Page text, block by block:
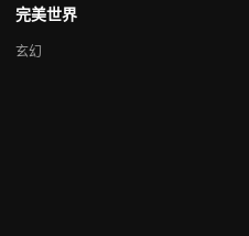
完美世界
玄幻